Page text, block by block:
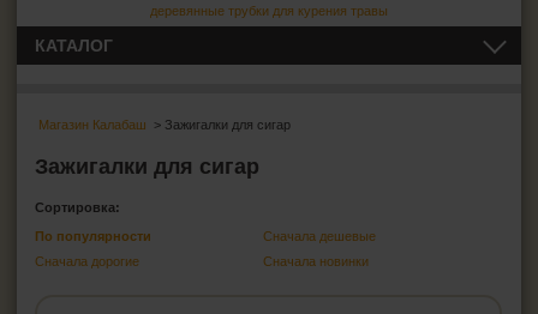
деревянные трубки для курения травы
Магазин Калабаш > Зажигалки для сигар
Зажигалки для сигар
Сортировка:
По популярности
Сначала дешевые
Сначала дорогие
Сначала новинки
КАТАЛОГ
Пепельницы для сигар
Зажигалки для сигар
Футляры для сигар